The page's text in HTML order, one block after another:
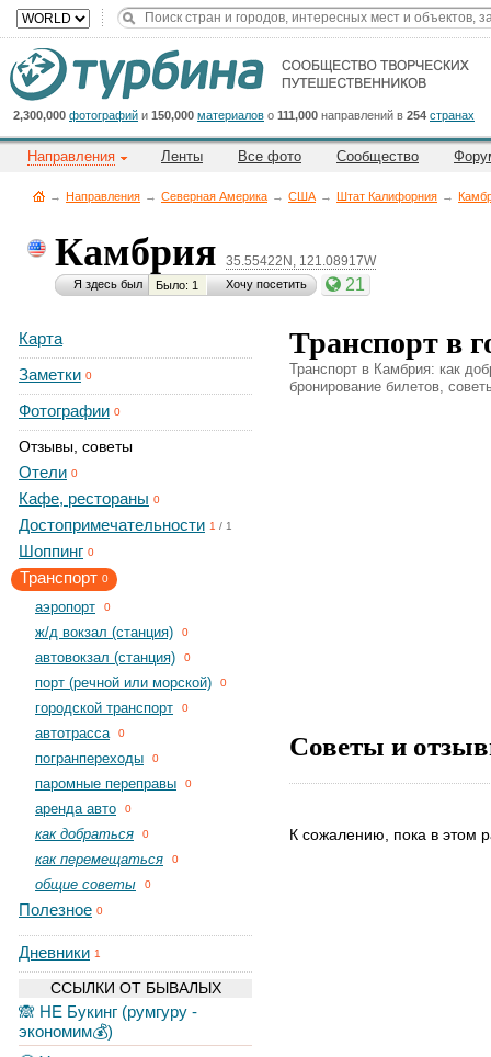
2,300,000 фотографий и 150,000 материалов о 111,000 направлений в 254 странах
Направления Ленты Все фото Сообщество
→ Направления → Северная Америка → CША → Штат Калифорния →
Камбрия 35.55422N, 121.08917W
Я здесь был Было: 1 Хочу посетить 21
Карта
Заметки 0
Фотографии 0
Отзывы, советы
Отели 0
Кафе, рестораны 0
Достопримечательности 1 / 1
Шоппинг 0
Транспорт 0
aэропорт 0
ж/д вокзал (станция) 0
автовокзал (станция) 0
порт (речной или морской) 0
городской транспорт 0
автотрасса 0
погранпереходы 0
паромные переправы 0
аренда авто 0
как добраться 0
как перемещаться 0
общие советы 0
Полезное 0
Дневники 1
ССЫЛКИ ОТ БЫВАЛЫХ
🙈 НЕ Букинг (румгуру -
экономим💰)
Транспорт в
Транспорт в Камбрия: как
бронирование билетов,
Советы и
К сожалению, пока в этом
Cейчас
на
сайте:
Title
Button